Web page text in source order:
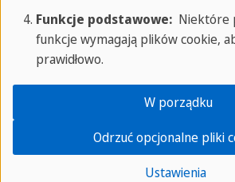
Skontaktuj się z ekspertem
Szkoły dla Młodzieży
St. Paul's Bay
Funkcje podstawowe:Niektóre
funkcje wymagają plików cookie,
prawidłowo.
Ustawienia
Odrzuć opcjonalne pliki
W porządku